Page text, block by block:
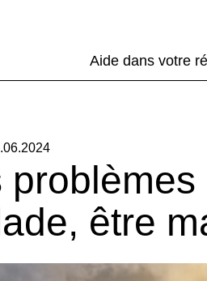
Aide dans votre
problèmes
être